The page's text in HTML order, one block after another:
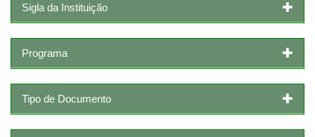
Sigla da Instituição
Programa
Tipo de Documento